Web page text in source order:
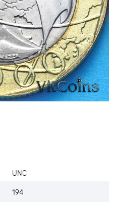
UNC
194